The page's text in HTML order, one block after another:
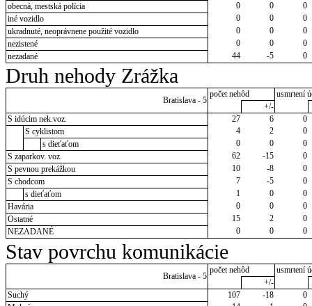
obecná, mestská polícia
0 0
0
iné vozidlo
0 0
0
ukradnuté, neoprávnene použité vozidlo
0 0
0
nezistené
0 0
0
nezadané
44 -5 0
Druh nehody Zrážka
Bratislava - 5
počet nehôd
usmrtení
+/-
S idúcim nek.voz.
27 6
0
S cyklistom
4 2
0
s dieťaťom
0 0
0
S zaparkov. voz.
62 -15
0
S pevnou prekážkou
10 -8
0
S chodcom
7 -5
0
s dieťaťom
1 0
0
Havária
0 0
0
Ostatné
15 2
0
NEZADANÉ
0 0 0
Stav povrchu komunikácie
Bratislava - 5
počet nehôd
usmrtení
+/-
Suchý
107 -18
0